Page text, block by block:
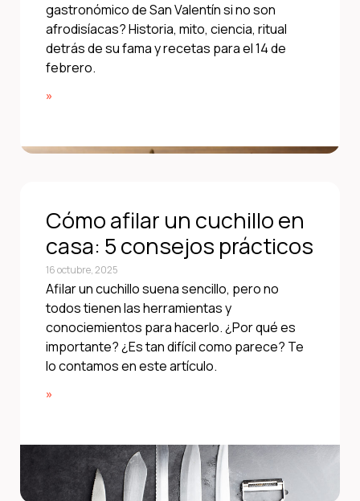
gastronómico de San Valentín si no son
afrodisíacas? Historia, mito, ciencia, ritual
detrás de su fama y recetas para el 14 de
febrero.
»
Cómo afilar un cuchillo en
casa: 5 consejos prácticos
16 octubre, 2025
Afilar un cuchillo suena sencillo, pero no
todos tienen las herramientas y
conociemientos para hacerlo. ¿Por qué es
importante? ¿Es tan difícil como parece? Te
lo contamos en este artículo.
»